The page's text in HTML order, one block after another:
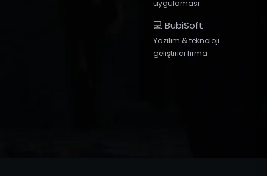
uygulaması
💻 BubiSoft
Yazılım & teknoloji
geliştirici firma